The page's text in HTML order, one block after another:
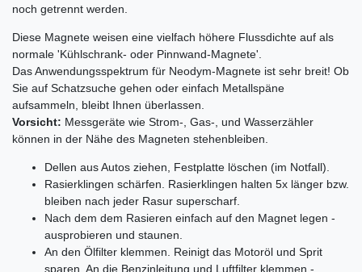
noch getrennt werden.
Diese Magnete weisen eine vielfach höhere Flussdichte auf als
normale 'Kühlschrank- oder Pinnwand-Magnete'.
Das Anwendungsspektrum für Neodym-Magnete ist sehr breit! Ob
Sie auf Schatzsuche gehen oder einfach Metallspäne
aufsammeln, bleibt Ihnen überlassen.
Vorsicht: Messgeräte wie Strom-, Gas-, und Wasserzähler
können in der Nähe des Magneten stehenbleiben.
Dellen aus Autos ziehen, Festplatte löschen (im Notfall).
Rasierklingen schärfen. Rasierklingen halten 5x länger bzw.
bleiben nach jeder Rasur superscharf.
Nach dem dem Rasieren einfach auf den Magnet legen -
ausprobieren und staunen.
An den Ölfilter klemmen. Reinigt das Motoröl und Sprit
sparen. An die Benzinleitung und Luftfilter klemmen -